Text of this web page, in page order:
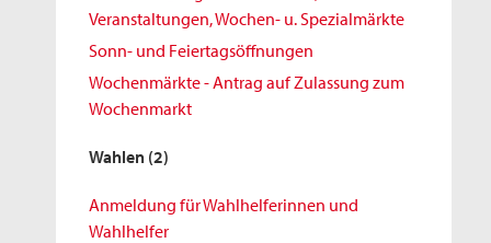
Veranstaltungen, Wochen- u. Spezialmärkte
Sonn- und Feiertagsöffnungen
Wochenmärkte - Antrag auf Zulassung zum
Wochenmarkt
Wahlen (2)
Anmeldung für Wahlhelferinnen und
Wahlhelfer